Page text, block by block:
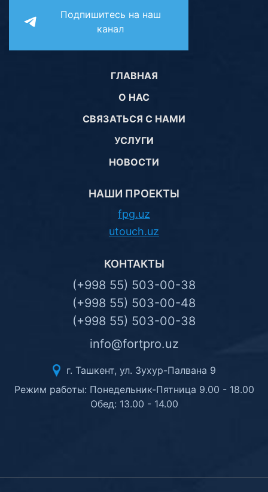
Подпишитесь на наш
канал
ГЛАВНАЯ
О НАС
СВЯЗАТЬСЯ С НАМИ
УСЛУГИ
НОВОСТИ
НАШИ ПРОЕКТЫ
fpg.uz
utouch.uz
КОНТАКТЫ
(+998 55) 503-00-38
(+998 55) 503-00-48
(+998 55) 503-00-38
info@fortpro.uz
г. Ташкент, ул. Зухур-Палвана 9
Режим работы: Понедельник-Пятница 9.00 - 18.00
Обед: 13.00 - 14.00